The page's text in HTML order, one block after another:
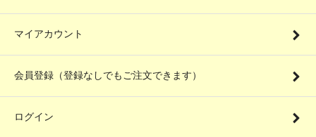
マイアカウント
会員登録（登録なしでもご注文できます）
ログイン